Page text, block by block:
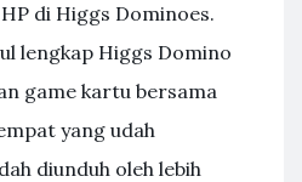
di Higgs Dominoes.
lengkap Higgs Domino
game kartu bersama
yang udah
diunduh oleh lebih